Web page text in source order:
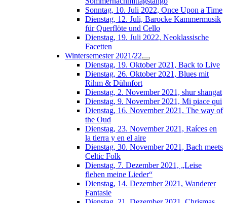
Sonntag, 10. Juli 2022, Once Upon a Time
Dienstag, 12. Juli, Barocke Kammermusik
für Querflöte und Cello
Dienstag, 19. Juli 2022, Neoklassische
Facetten
Wintersemester 2021/22
Dienstag, 19. Oktober 2021, Back to Live
Dienstag, 26. Oktober 2021, Blues mit
Rihm & Dühnfort
Dienstag, 2. November 2021, shur shangat
Dienstag, 9. November 2021, Mi piace qui
Dienstag, 16. November 2021, The way of
the Oud
Dienstag, 23. November 2021, Raíces en
la tierra y en el aire
Dienstag, 30. November 2021, Bach meets
Celtic Folk
Dienstag, 7. Dezember 2021, „Leise
flehen meine Lieder“
Dienstag, 14. Dezember 2021, Wanderer
Fantasie